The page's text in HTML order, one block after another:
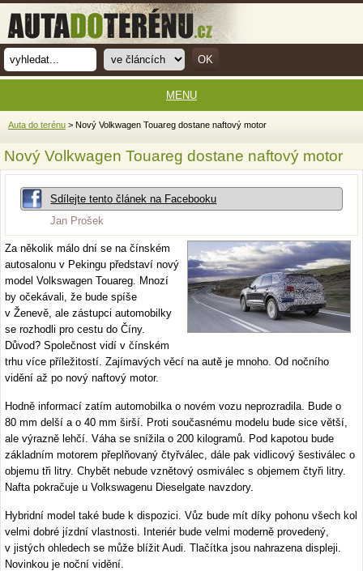
Auta do terénu > Nový Volkwagen Touareg dostane naftový motor
Nový Volkwagen Touareg dostane naftový motor
Sdílejte tento článek na Facebooku
Jan Prošek
Za několik málo dní se na čínském
autosalonu v Pekingu představí nový
model Volkswagen Touareg. Mnozí
by očekávali, že bude spíše
v Ženevě, ale zástupci automobilky
se rozhodli pro cestu do Číny.
Důvod? Společnost vidí v čínském
trhu více příležitostí. Zajímavých věcí na autě je mnoho. Od nočního
vidění až po nový naftový motor.
Hodně informací zatím automobilka o novém vozu neprozradila. Bude o
80 mm delší a o 40 mm širší. Proti současnému modelu bude sice větší,
ale výrazně lehčí. Váha se snížila o 200 kilogramů. Pod kapotou bude
základním motorem přeplňovaný čtyřválec, dále pak vidlicový šestiválec o
objemu tři litry. Chybět nebude vznětový osmiválec s objemem čtyři litry.
Nafta pokračuje u Volkswagenu Dieselgate navzdory.
Hybridní model také bude k dispozici. Vůz bude mít díky pohonu všech kol
velmi dobré jízdní vlastnosti. Interiér bude velmi moderně provedený,
v jistých ohledech se může blížit Audi. Tlačítka jsou nahrazena displeji.
Novinkou je noční vidění.
MENU